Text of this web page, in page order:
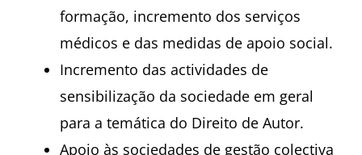
formação, incremento dos serviços
médicos e das medidas de apoio social.
Incremento das actividades de
sensibilização da sociedade em geral
para a temática do Direito de Autor.
Apoio às sociedades de gestão colectiva